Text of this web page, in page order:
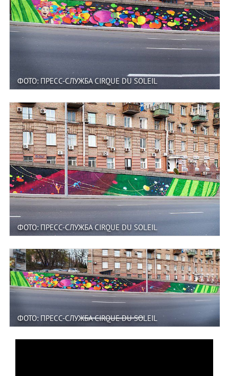
ФОТО: ПРЕСС-СЛУЖБА CIRQUE DU SOLEIL
ФОТО: ПРЕСС-СЛУЖБА CIRQUE DU SOLEIL
ФОТО: ПРЕСС-СЛУЖБА CIRQUE DU SOLEIL